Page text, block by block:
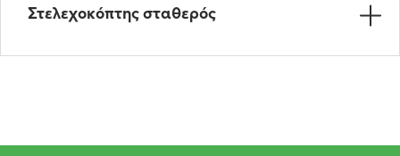
Στελεχοκόπτης σταθερός